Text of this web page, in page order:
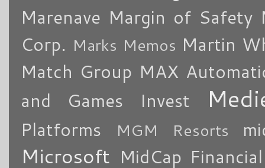
Marenave Margin of Safety
Corp. Marks Memos Martin
Match Group MAX
and Games Invest
Platforms MGM Resorts
Microsoft MidCap Financial